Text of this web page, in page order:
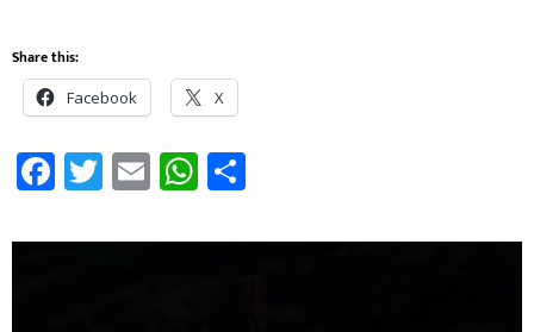
Share this:
Facebook X
Facebook
Twitter
EmailWhatsApp